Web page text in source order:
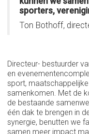
sporters,
Ton Bothoff,
Directeur- bestuurder
en
sport,
samenkomen. Met de
de bestaande
één dak te brengen in
synergie, benutten we
samen meer impact